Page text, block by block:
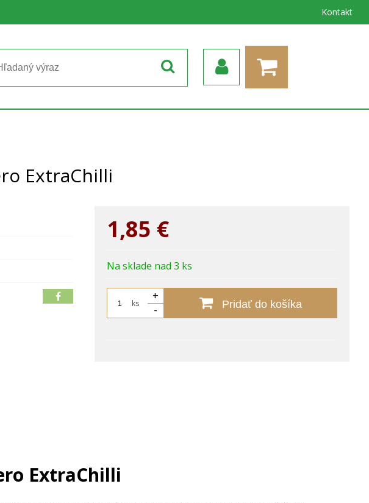
Kontakt
ExtraChilli
1,85 €
Na sklade nad 3 ks
ks
+
-
Pridať do košíka
ExtraChilli